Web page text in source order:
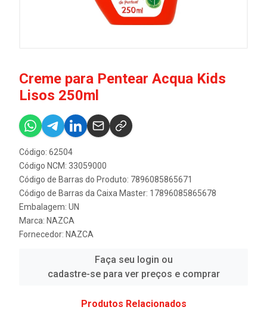
Creme para Pentear Acqua Kids
Lisos 250ml
Código: 62504
Código NCM: 33059000
Código de Barras do Produto: 7896085865671
Código de Barras da Caixa Master: 17896085865678
Embalagem: UN
Marca: NAZCA
Fornecedor: NAZCA
Faça seu login ou
cadastre-se para ver preços e comprar
Produtos Relacionados